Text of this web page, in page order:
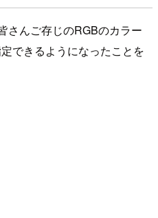
さんご存じのRGBのカラー
できるようになったことを